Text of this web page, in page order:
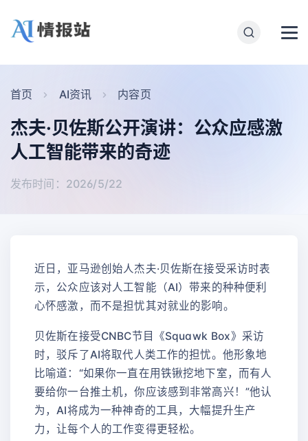
首页 AI资讯 内容页
杰夫·贝佐斯公开演讲：公众应感激
人工智能带来的奇迹
发布时间：2026/5/22
近日，亚马逊创始人杰夫·贝佐斯在接受采访时表
示，公众应该对人工智能（AI）带来的种种便利
心怀感激，而不是担忧其对就业的影响。
贝佐斯在接受CNBC节目《Squawk Box》采访
时，驳斥了AI将取代人类工作的担忧。他形象地
比喻道：“如果你一直在用铁锹挖地下室，而有人
要给你一台推土机，你应该感到非常高兴！”他认
为，AI将成为一种神奇的工具，大幅提升生产
力，让每个人的工作变得更轻松。